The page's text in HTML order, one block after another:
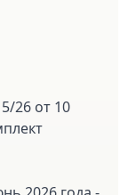
26 от 10